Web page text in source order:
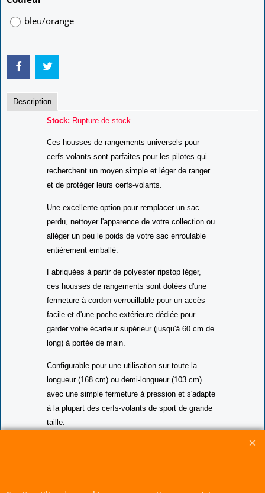
Couleur*
Description
Stock:Rupture de stock
Ces housses de rangements universels pour
cerfs-volants sont parfaites pour les pilotes qui
recherchent un moyen simple et léger de ranger
et de protéger leurs cerfs-volants.
Une excellente option pour remplacer un sac
perdu, nettoyer l'apparence de votre collection ou
alléger un peu le poids de votre sac enroulable
entièrement emballé.
Fabriquées à partir de polyester ripstop léger,
ces housses de rangements sont dotées d'une
fermeture à cordon verrouillable pour un accès
facile et d'une poche extérieure dédiée pour
garder votre écarteur supérieur (jusqu'à 60 cm de
long) à portée de main.
Configurable pour une utilisation sur toute la
longueur (168 cm) ou demi-longueur (103 cm)
avec une simple fermeture à pression et s'adapte
à la plupart des cerfs-volants de sport de grande